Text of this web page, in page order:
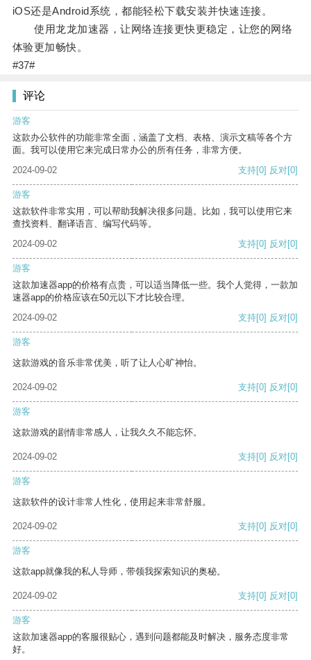
iOS还是Android系统，都能轻松下载安装并快速连接。
使用龙龙加速器，让网络连接更快更稳定，让您的网络
体验更加畅快。
#37#
评论
游客
这款办公软件的功能非常全面，涵盖了文档、表格、演示文稿等各个方
面。我可以使用它来完成日常办公的所有任务，非常方便。
2024-09-02
支持[0] 反对[0]
游客
这款软件非常实用，可以帮助我解决很多问题。比如，我可以使用它来
查找资料、翻译语言、编写代码等。
2024-09-02
支持[0] 反对[0]
游客
这款加速器app的价格有点贵，可以适当降低一些。我个人觉得，一款加
速器app的价格应该在50元以下才比较合理。
2024-09-02
支持[0] 反对[0]
游客
这款游戏的音乐非常优美，听了让人心旷神怡。
2024-09-02 支持[0] 反对[0]
游客
这款游戏的剧情非常感人，让我久久不能忘怀。
2024-09-02 支持[0] 反对[0]
游客
这款软件的设计非常人性化，使用起来非常舒服。
2024-09-02 支持[0] 反对[0]
游客
这款app就像我的私人导师，带领我探索知识的奥秘。
2024-09-02 支持[0] 反对[0]
游客
这款加速器app的客服很贴心，遇到问题都能及时解决，服务态度非常
好。